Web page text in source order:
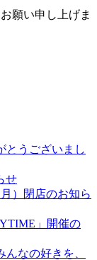
願い申し上げま
とうございまし
せ
）閉店のお知ら
」開催の
なの好きを、